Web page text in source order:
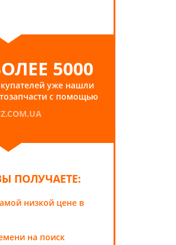
5000
уже нашли
с помощью
ПОЛУЧАЕТЕ:
низкой цене в
на поиск